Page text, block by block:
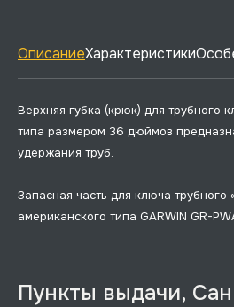
ОписаниеХарактеристики
Верхняя губка (крюк) для трубного
типа размером 36 дюймов
удержания труб.
Запасная часть для ключа трубного
американского типа GARWIN GR-
Пункты выдачи,